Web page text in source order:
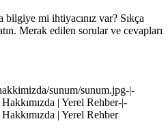
mi ihtiyacınız var? Sıkça
Merak edilen sorular ve cevapları
sunum/sunum.jpg-|-
| Yerel Rehber-|-
| Yerel Rehber